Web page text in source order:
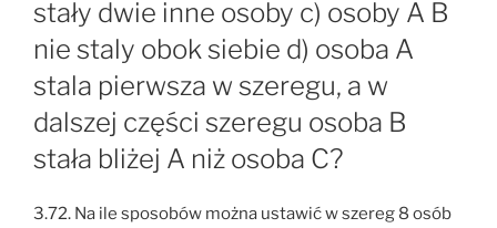
stały dwie inne osoby c) osoby A B
nie staly obok siebie d) osoba A
stala pierwsza w szeregu, a w
dalszej części szeregu osoba B
stała bliżej A niż osoba C?
3.72. Na ile sposobów można ustawić w szereg 8 osób